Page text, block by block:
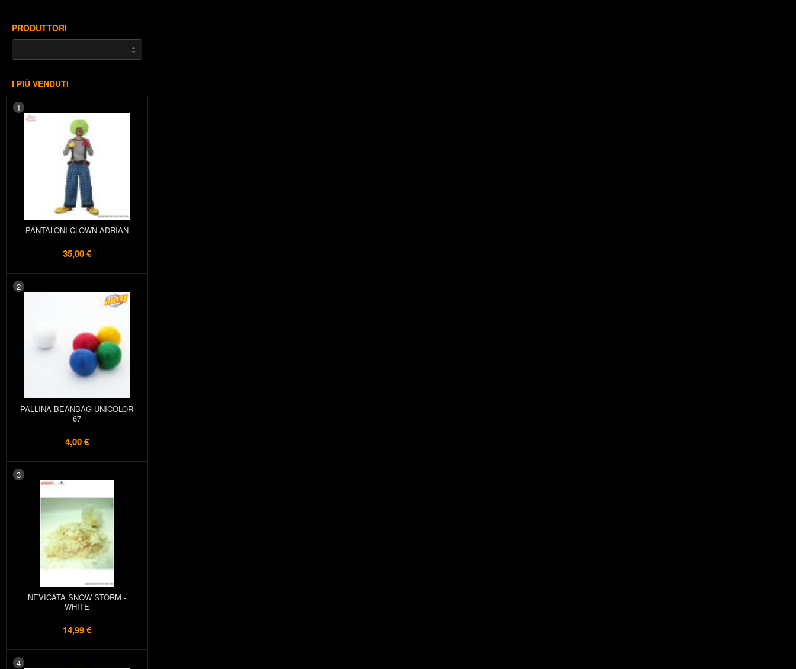
PRODUTTORI
I PIÙ VENDUTI
1
PANTALONI CLOWN ADRIAN
35,00 €
2
PALLINA BEANBAG UNICOLOR
67
4,00 €
3
NEVICATA SNOW STORM -
WHITE
14,99 €
4